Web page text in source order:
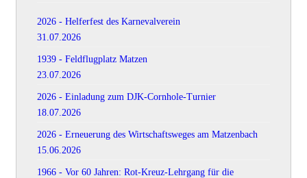
2026 - Helferfest des Karnevalverein
31.07.2026
1939 - Feldflugplatz Matzen
23.07.2026
2026 - Einladung zum DJK-Cornhole-Turnier
18.07.2026
2026 - Erneuerung des Wirtschaftsweges am Matzenbach
15.06.2026
1966 - Vor 60 Jahren: Rot-Kreuz-Lehrgang für die